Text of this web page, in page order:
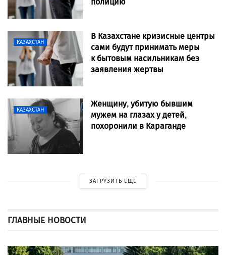
полицию
КАЗАХСТАН
В Казахстане кризисные центры
сами будут принимать меры
к бытовым насильникам без
заявления жертвы
КАЗАХСТАН
Женщину, убитую бывшим
мужем на глазах у детей,
похоронили в Караганде
ЗАГРУЗИТЬ ЕЩЕ
ГЛАВНЫЕ НОВОСТИ